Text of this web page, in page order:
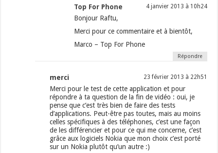
Top For Phone 4 janvier 2013 à 10h24
Bonjour Raftu,
Merci pour ce commentaire et à bientôt,
Marco – Top For Phone
Répondre
merci 23 février 2013 à 22h51
Merci pour le test de cette application et pour
répondre à ta question de la fin de vidéo : oui, je
pense que c’est très bien de faire des tests
d’applications. Peut-être pas toutes, mais au moins
celles spécifiques à des téléphones, c’est une façon
de les différencier et pour ce qui me concerne, c’est
grâce aux logiciels Nokia que mon choix c’est porté
sur un Nokia plutôt qu’un autre :)